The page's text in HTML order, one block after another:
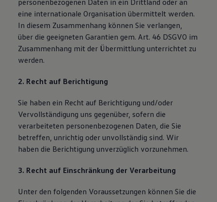
personenbezogenen Daten in ein Drittland oder an
eine internationale Organisation übermittelt werden.
In diesem Zusammenhang können Sie verlangen,
über die geeigneten Garantien gem. Art. 46 DSGVO im
Zusammenhang mit der Übermittlung unterrichtet zu
werden.
2. Recht auf Berichtigung
Sie haben ein Recht auf Berichtigung und/oder
Vervollständigung uns gegenüber, sofern die
verarbeiteten personenbezogenen Daten, die Sie
betreffen, unrichtig oder unvollständig sind. Wir
haben die Berichtigung unverzüglich vorzunehmen.
3. Recht auf Einschränkung der Verarbeitung
Unter den folgenden Voraussetzungen können Sie die